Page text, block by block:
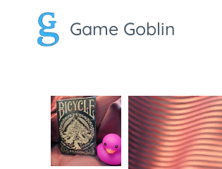
Game Goblin